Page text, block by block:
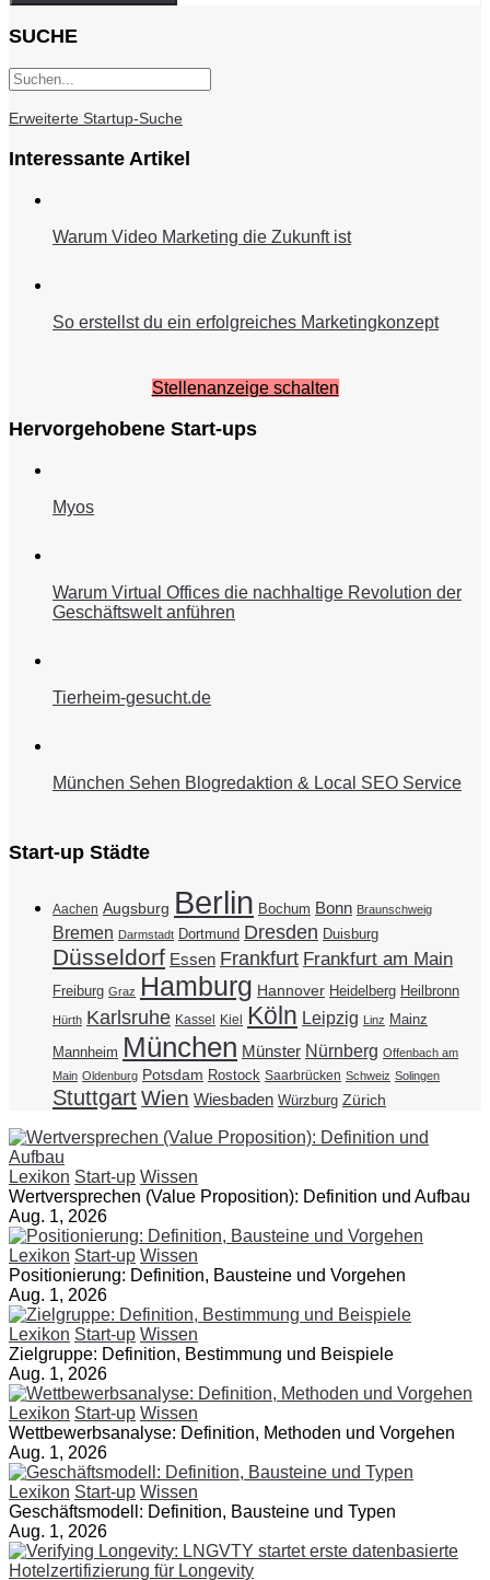
SUCHE
Erweiterte Startup-Suche
Interessante Artikel
Warum Video Marketing die Zukunft ist
So erstellst du ein erfolgreiches Marketingkonzept
Stellenanzeige schalten
Hervorgehobene Start-ups
Myos
Warum Virtual Offices die nachhaltige Revolution der
Geschäftswelt anführen
Tierheim-gesucht.de
München Sehen Blogredaktion & Local SEO Service
Start-up Städte
Aachen Augsburg Berlin Bochum Bonn Braunschweig
Bremen Darmstadt Dortmund Dresden Duisburg
Düsseldorf Essen Frankfurt Frankfurt am Main
Freiburg Graz Hamburg Hannover Heidelberg Heilbronn
Hürth Karlsruhe Kassel Kiel Köln Leipzig Linz Mainz
Mannheim München Münster Nürnberg Offenbach am
Main Oldenburg Potsdam Rostock Saarbrücken Schweiz Solingen
StuttgartWien Wiesbaden Würzburg Zürich
Lexikon Start-up Wissen
Wertversprechen (Value Proposition): Definition und Aufbau
Aug. 1, 2026
Lexikon Start-up Wissen
Positionierung: Definition, Bausteine und Vorgehen
Aug. 1, 2026
Lexikon Start-up Wissen
Zielgruppe: Definition, Bestimmung und Beispiele
Aug. 1, 2026
Lexikon Start-up Wissen
Wettbewerbsanalyse: Definition, Methoden und Vorgehen
Aug. 1, 2026
Lexikon Start-up Wissen
Geschäftsmodell: Definition, Bausteine und Typen
Aug. 1, 2026